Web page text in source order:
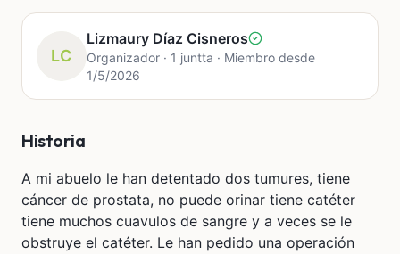
LC
Lizmaury Díaz Cisneros
Organizador · 1 juntta · Miembro desde
1/5/2026
Historia
A mi abuelo le han detentado dos tumures, tiene
cáncer de prostata, no puede orinar tiene catéter
tiene muchos cuavulos de sangre y a veces se le
obstruye el catéter. Le han pedido una operación